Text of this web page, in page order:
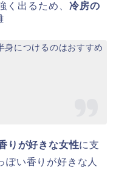
出るため、 冷房の
身につけるのはおすすめ
りが好きな女性に支
ぽい香りが好きな人